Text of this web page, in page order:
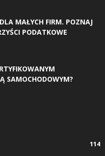
MAŁYCH FIRM. POZNAJ
PODATKOWE
SAMOCHODOWYM?
114